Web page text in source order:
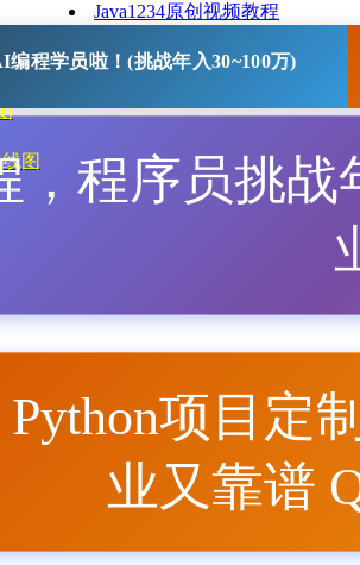
Java1234原创视频教程
图
编程学员啦！(挑战年入30~100万)
，程序员挑战
Python项目定
业又靠谱